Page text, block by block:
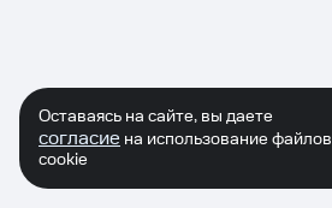
Оставаясь на сайте, вы даете
согласие на использование файлов
cookie